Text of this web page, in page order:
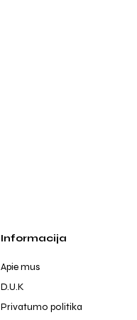
Informacija
Apie mus
D.U.K
Privatumo politika